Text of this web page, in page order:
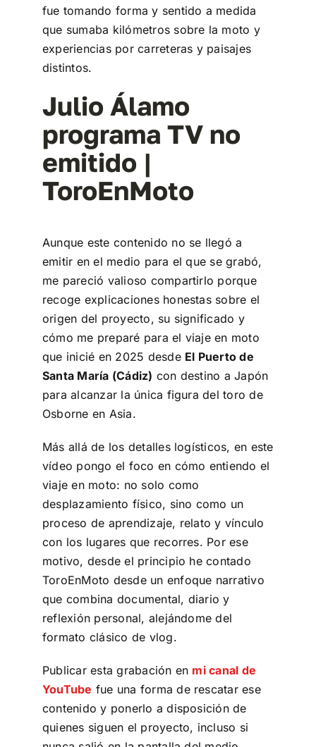
fue tomando forma y sentido a medida
que sumaba kilómetros sobre la moto y
experiencias por carreteras y paisajes
distintos.
Julio Álamo
programa TV no
emitido |
ToroEnMoto
Aunque este contenido no se llegó a
emitir en el medio para el que se grabó,
me pareció valioso compartirlo porque
recoge explicaciones honestas sobre el
origen del proyecto, su significado y
cómo me preparé para el viaje en moto
que inicié en 2025 desde El Puerto de
Santa María (Cádiz) con destino a Japón
para alcanzar la única figura del toro de
Osborne en Asia.
Más allá de los detalles logísticos, en este
vídeo pongo el foco en cómo entiendo el
viaje en moto: no solo como
desplazamiento físico, sino como un
proceso de aprendizaje, relato y vínculo
con los lugares que recorres. Por ese
motivo, desde el principio he contado
ToroEnMoto desde un enfoque narrativo
que combina documental, diario y
reflexión personal, alejándome del
formato clásico de vlog.
Publicar esta grabación en mi canal de
YouTube fue una forma de rescatar ese
contenido y ponerlo a disposición de
quienes siguen el proyecto, incluso si